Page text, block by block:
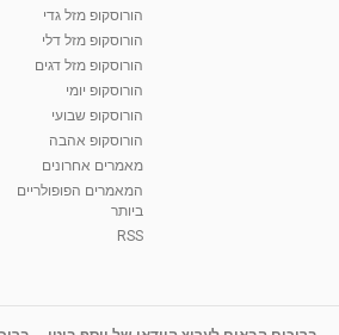
רנה רז-גילו -טיפול אנרגטי ויעוץ רוחני -
2,310 צפיות
סודות בתאריך הלידה, משמעות חודש הלידה -
ינואר זינה ליבשיץ נומרולוגית
ליסה גרוסמן - המרכז לאימון התנהגותי - קשב
הורוסקופ מזל גדי
הורוסקופ מזל דלי
הורוסקופ מזל דגים
הורוסקופ יומי
הורוסקופ שבועי
הורוסקופ אהבה
מאמרים אחרונים
המאמרים הפופולריים
ביותר
RSS